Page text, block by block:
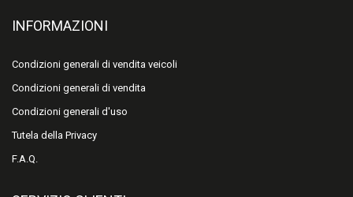
INFORMAZIONI
Condizioni generali di vendita veicoli
Condizioni generali di vendita
Condizioni generali d'uso
Tutela della Privacy
F.A.Q.